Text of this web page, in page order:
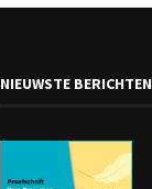
NIEUWSTE BERICHTEN